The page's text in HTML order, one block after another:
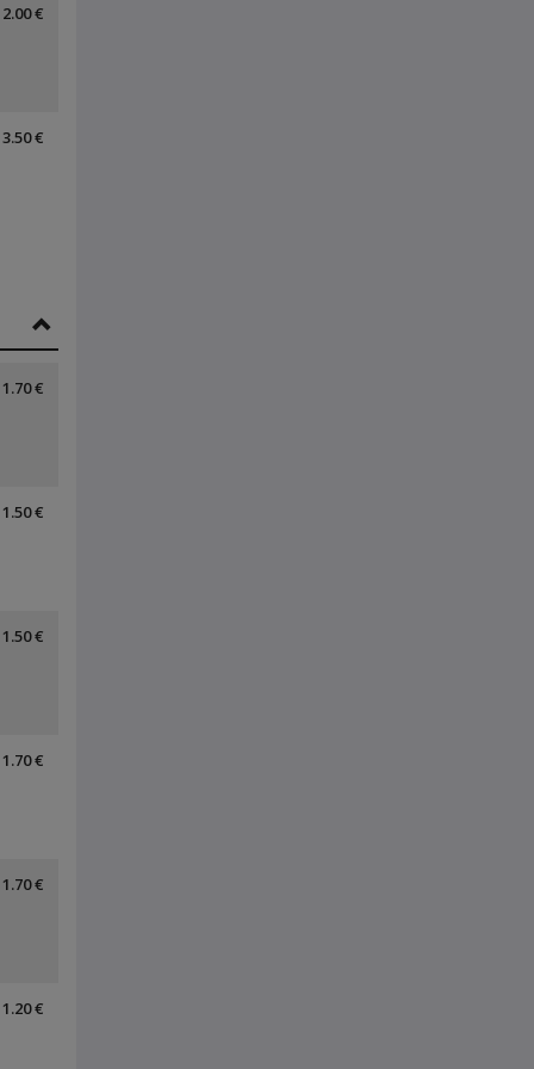
2.00 €
3.50 €
1.70 €
1.50 €
1.50 €
1.70 €
1.70 €
1.20 €